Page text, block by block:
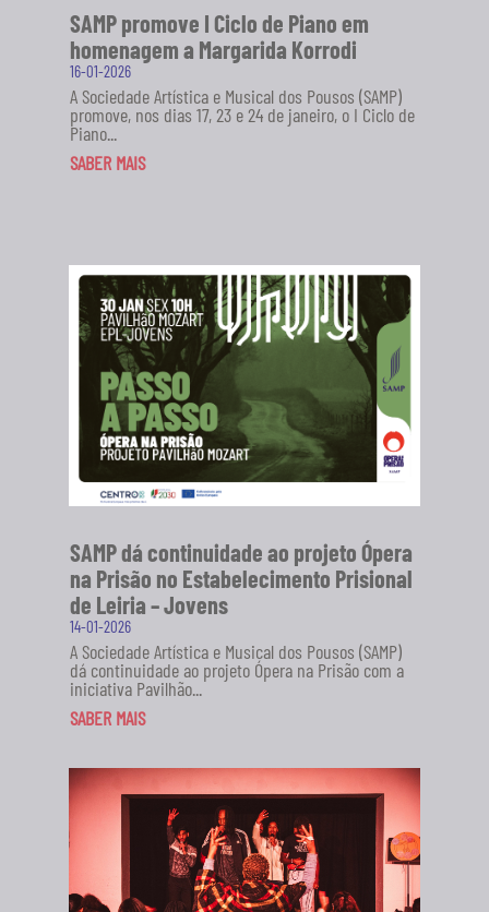
SAMP promove I Ciclo de Piano em
homenagem a Margarida Korrodi
16-01-2026
A Sociedade Artística e Musical dos Pousos (SAMP)
promove, nos dias 17, 23 e 24 de janeiro, o I Ciclo de
Piano...
SABER MAIS
SAMP dá continuidade ao projeto Ópera
na Prisão no Estabelecimento Prisional
de Leiria – Jovens
14-01-2026
A Sociedade Artística e Musical dos Pousos (SAMP)
dá continuidade ao projeto Ópera na Prisão com a
iniciativa Pavilhão...
SABER MAIS